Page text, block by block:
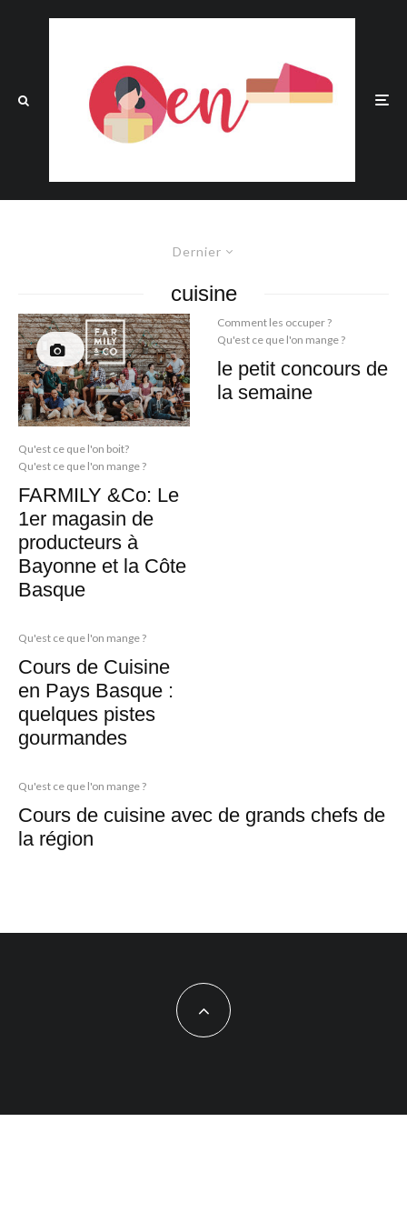
Dernier
cuisine
Qu'est ce que l'on boit?
Qu'est ce que l'on mange ?
FARMILY &Co: Le
1er magasin de
producteurs à
Bayonne et la Côte
Basque
Qu'est ce que l'on mange ?
Cours de Cuisine
en Pays Basque :
quelques pistes
gourmandes
Comment les occuper ?
Qu'est ce que l'on mange ?
le petit concours de
la semaine
Qu'est ce que l'on mange ?
Cours de cuisine avec de grands chefs de
la région